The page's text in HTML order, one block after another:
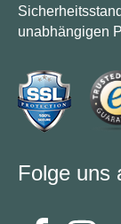
unabhängigen
Folge uns